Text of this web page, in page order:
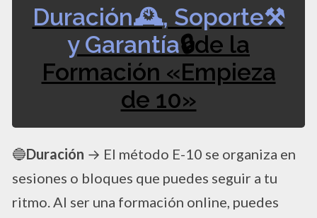
Duración🕰️, Soporte​⚒️
y Garantía🔒de la
Formación «Empieza
de 10»
🔵Duración → El método E-10 se organiza en
sesiones o bloques que puedes seguir a tu
ritmo. Al ser una formación online, puedes